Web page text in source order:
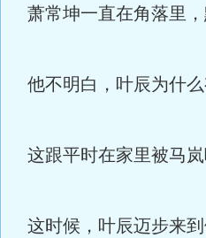
萧常坤一直在角落里
他不明白，叶辰为什
这跟平时在家里被马
这时候，叶辰迈步来